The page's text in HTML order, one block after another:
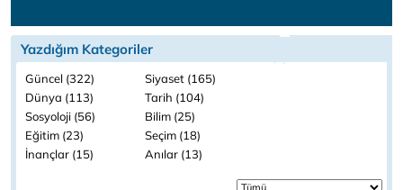
Yazdığım Kategoriler
Güncel (322)
Siyaset (165)
Dünya (113)
Tarih (104)
Sosyoloji (56)
Bilim (25)
Eğitim (23)
Seçim (18)
İnançlar (15)
Anılar (13)